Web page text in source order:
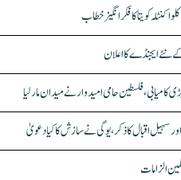
کویتا کا فکر انگیز خطاب
کے نئے ایجنڈے کا اعلان
فلسطین حامی امیدوار نے میدان مار لیا
سہیل اقبال کا ذکر، یوگی نے سازش کا کیا دعویٰ
الزامات